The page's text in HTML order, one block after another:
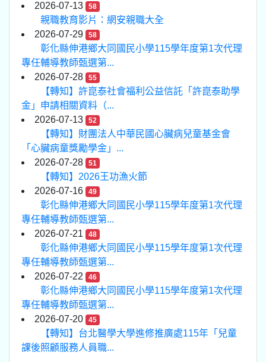
2026-07-13
58
親職教育影片：網安親職大全
2026-07-29
58
彰化縣伸港鄉大同國民小學115學年度第1次代理
專任輔導教師甄選第...
2026-07-28
55
【轉知】許崑泰社會福利公益信託「許崑泰助學
金」申請相關資料（...
2026-07-13
52
【轉知】財團法人中華民國心臟病兒童基金會
「心臟病童獎勵學金」...
2026-07-28
51
【轉知】2026王功漁火節
2026-07-16
49
彰化縣伸港鄉大同國民小學115學年度第1次代理
專任輔導教師甄選第...
2026-07-21
48
彰化縣伸港鄉大同國民小學115學年度第1次代理
專任輔導教師甄選第...
2026-07-22
46
彰化縣伸港鄉大同國民小學115學年度第1次代理
專任輔導教師甄選第...
2026-07-20
45
【轉知】台北醫學大學進修推廣處115年「兒童
課後照顧服務人員職...